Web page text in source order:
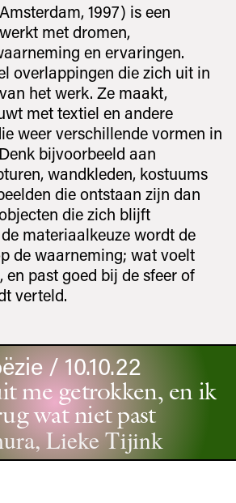
1997) is een
met dromen,
en ervaringen.
overlappingen die zich uit in
het werk. Ze maakt,
met textiel en andere
weer verschillende vormen in
bijvoorbeeld aan
wandkleden, kostuums
die ontstaan zijn dan
die zich blijft
materiaalkeuze wordt de
de waarneming; wat voelt
en past goed bij de sfeer of
verteld.
/ 10.10.22
me getrokken, en ik
wat niet past
Lieke Tijink